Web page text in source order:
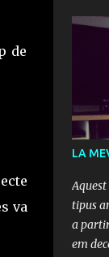
de
va
estar
fotin
LA
tipus
a
em